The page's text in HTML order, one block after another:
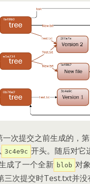
次提交之前生成的，
3c4e9c 开头。随后对它
成了一个全新 blob 对
三次提交时Test.txt并没